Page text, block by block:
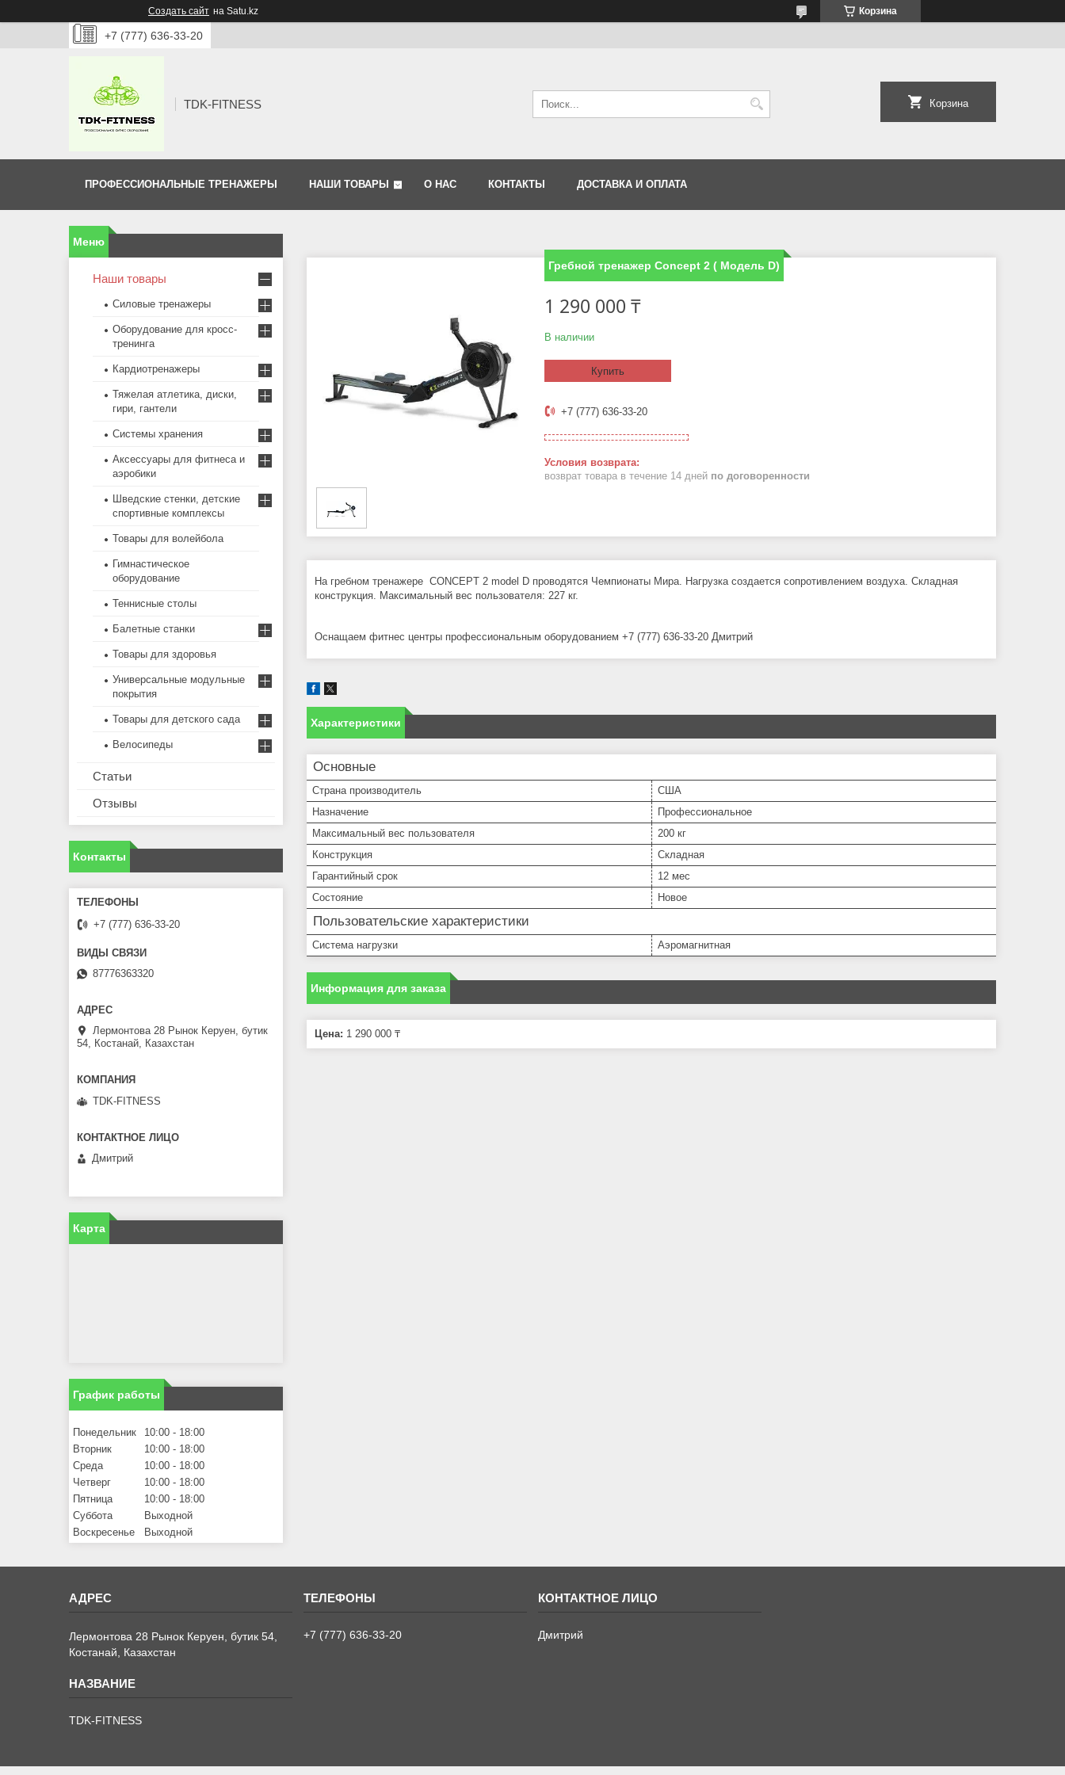
Создать сайт на Satu.kz Корзина
+7 (777) 636-33-20
TDK-FITNESS Корзина
ПРОФЕССИОНАЛЬНЫЕ ТРЕНАЖЕРЫ НАШИ ТОВАРЫ О НАС КОНТАКТЫ ДОСТАВКА И ОПЛАТА
Гребной тренажер Concept 2 ( Модель D)
1 290 000 ₸
В наличии
Купить
+7 (777) 636-33-20
возврат товара в течение 14 дней по договоренности
На гребном тренажере CONCEPT 2 model D проводятся Чемпионаты Мира. Нагрузка создается сопротивлением воздуха. Складная
конструкция. Максимальный вес пользователя: 227 кг.
Оснащаем фитнес центры профессиональным оборудованием +7 (777) 636-33-20 Дмитрий
Характеристики
Основные
Страна производитель
США
Назначение
Профессиональное
Максимальный вес пользователя
200 кг
Конструкция
Складная
Гарантийный срок
12 мес
Состояние
Новое
Пользовательские характеристики
Система нагрузки Аэромагнитная
Информация для заказа
Цена: 1 290 000 ₸
Наши товары
Силовые тренажеры
Оборудование для кросс-
тренинга
Кардиотренажеры
Тяжелая атлетика, диски,
гири, гантели
Системы хранения
Аксессуары для фитнеса и
аэробики
Шведские стенки, детские
спортивные комплексы
Товары для волейбола
Гимнастическое
оборудование
Теннисные столы
Балетные станки
Товары для здоровья
Универсальные модульные
покрытия
Товары для детского сада
Велосипеды
Статьи
Отзывы
Контакты
+7 (777) 636-33-20
87776363320
Лермонтова 28 Рынок Керуен, бутик
54, Костанай, Казахстан
TDK-FITNESS
Дмитрий
Карта
График работы
Понедельник 10:00
18:00
Вторник
10:00
18:00
Среда
10:00
18:00
Четверг
10:00
18:00
Пятница
10:00
18:00
Суббота
Выходной
Воскресенье
Выходной
Лермонтова 28 Рынок Керуен, бутик 54,
Костанай, Казахстан
TDK-FITNESS
+7 (777) 636-33-20 Дмитрий